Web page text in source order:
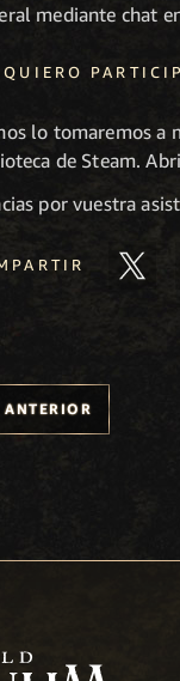
mediante chat
QUIERO
lo tomaremos a
de Steam.
por vuestra
ANTERIOR